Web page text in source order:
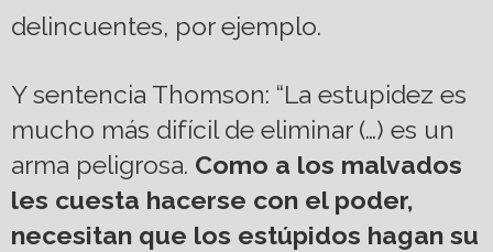
delincuentes, por ejemplo.
Y sentencia Thomson: “La estupidez es
mucho más difícil de eliminar (…) es un
arma peligrosa. Como a los malvados
les cuesta hacerse con el poder,
necesitan que los estúpidos hagan su